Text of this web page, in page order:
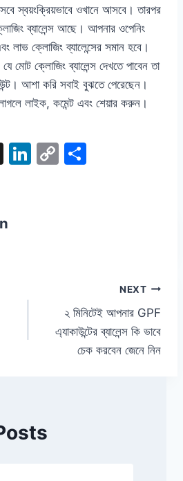
স্বয়ংক্রিয়ভাবে ওখানে আসবে। তারপর
ব্যালেন্স আছে। আপনার ওপেনিং
লাভ ক্লোজিং ব্যালেন্সের সমান হবে।
মোট ক্লোজিং ব্যালেন্স দেখতে পাবেন তা
আশা করি সবাই বুঝতে পেরেছেন।
লাইক, কমেন্ট এবং শেয়ার করুন।
X
Li C
NEXT
২ মিনিটেই আপনার GPF
এ্যাকাউন্টের ব্যালেন্স কি ভাবে
চেক করবেন জেনে নিন